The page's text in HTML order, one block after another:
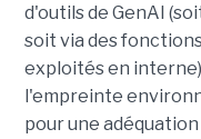
d'outils de GenAI
soit via des
exploités en
l'empreinte
pour une